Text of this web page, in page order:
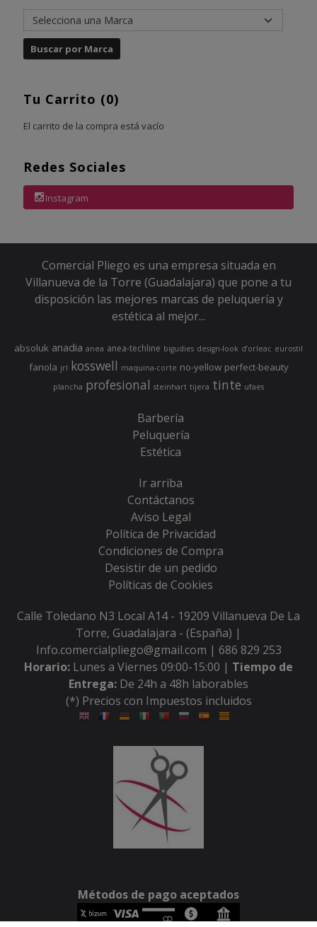
Tu Carrito (0)
El carrito de la compra está vacío
Redes Sociales
Instagram
Comercial Pliego es una empresa situada en
Villanueva de la Torre (Guadalajara) que pone a tu
disposición las mejores marcas de peluquería y
estética al mejor...
absoluk anadia anea anea-techline bigudies design-look d’orleac eurostil
fanola jrl kosswell maquina-corte no-yellow perfect-beauty
plancha profesional steinhart tijera tinte ufaes
Barbería
Peluquería
Estética
Ir arriba
Contáctanos
Aviso Legal
Política de Privacidad
Condiciones de Compra
Desistir de un pedido
Políticas de Cookies
Calle Toledano N3 Local A14 - 19209 Villanueva De La
Torre, Guadalajara - (España) |
Info.comercialpliego@gmail.com | 686 829 253
Horario: Lunes a Viernes 09:00-15:00 | Tiempo de
Entrega: De 24h a 48h laborables
(*) Precios con Impuestos incluidos
Métodos de pago aceptados